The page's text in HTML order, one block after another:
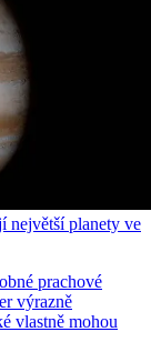
největší planety ve
prachové
výrazně
vlastně mohou